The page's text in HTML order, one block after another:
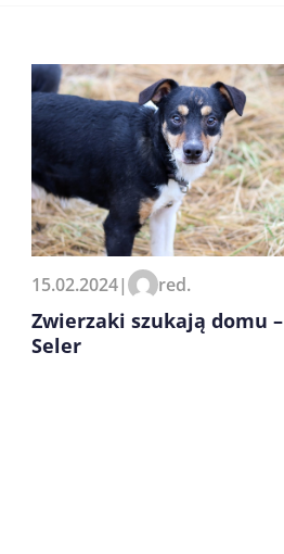
15.02.2024| red.
Zwierzaki szukają domu –
Seler